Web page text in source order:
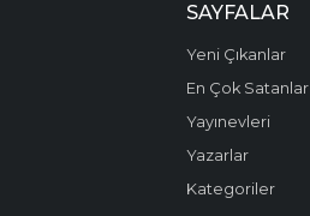
SAYFALAR
Yeni Çıkanlar
En Çok Satanlar
Yayınevleri
Yazarlar
Kategoriler